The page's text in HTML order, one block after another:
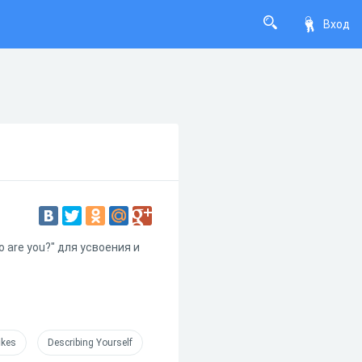
Вход
are you?" для усвоения и
Describing Yourself